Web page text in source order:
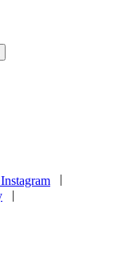
|